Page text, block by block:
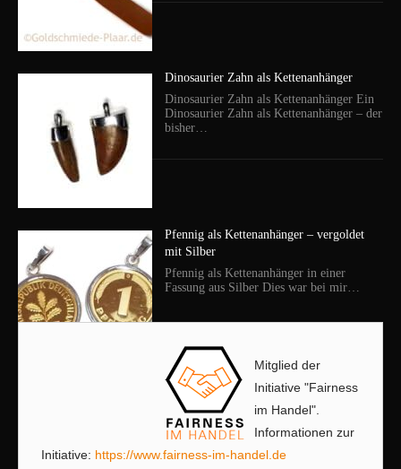
Dinosaurier Zahn als Kettenanhänger
Dinosaurier Zahn als Kettenanhänger Ein
Dinosaurier Zahn als Kettenanhänger – der
bisher…
Pfennig als Kettenanhänger – vergoldet
mit Silber
Pfennig als Kettenanhänger in einer
Fassung aus Silber Dies war bei mir…
Mitglied der
Initiative "Fairness
im Handel".
Informationen zur
Initiative: https://www.fairness-im-handel.de